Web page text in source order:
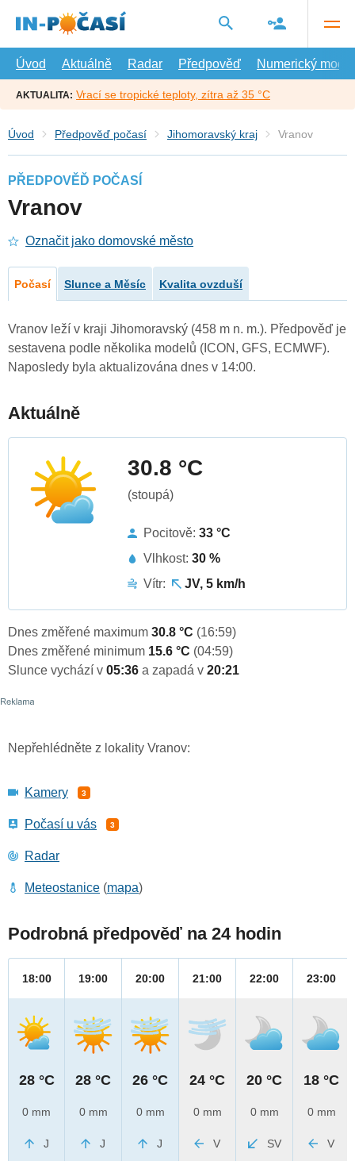
hlavní
Úvod
Aktuálně Radar Předpověď Numerický model
AKTUALITA: Vrací se tropické teploty, zítra až 35 °C
Úvod Předpověď počasí Jihomoravský kraj Vranov
PŘEDPOVĚĎ POČASÍ
Vranov
Označit jako domovské město
Počasí Slunce a Měsíc Kvalita ovzduší
Vranov leží v kraji Jihomoravský (458 m n. m.). Předpověď je
sestavena podle několika modelů (ICON, GFS, ECMWF).
Naposledy byla aktualizována dnes v 14:00.
Aktuálně
30.8 °C
(stoupá)
Pocitově: 33 °C
Vlhkost: 30 %
Vítr:
JV, 5 km/h
Dnes změřené maximum 30.8 °C (16:59)
Dnes změřené minimum 15.6 °C (04:59)
Slunce vychází v 05:36 a zapadá v 20:21
Nepřehlédněte z lokality Vranov:
Kamery 3
Počasí u vás 3
Radar
Meteostanice (mapa)
Podrobná předpověď na 24 hodin
18:00
28 °C
0 mm
J
19:00
28 °C
0 mm
J
20:00
26 °C
0 mm
J
21:00
24 °C
0 mm
V
22:00
20 °C
0 mm
SV
23:00
18 °C
0 mm
V